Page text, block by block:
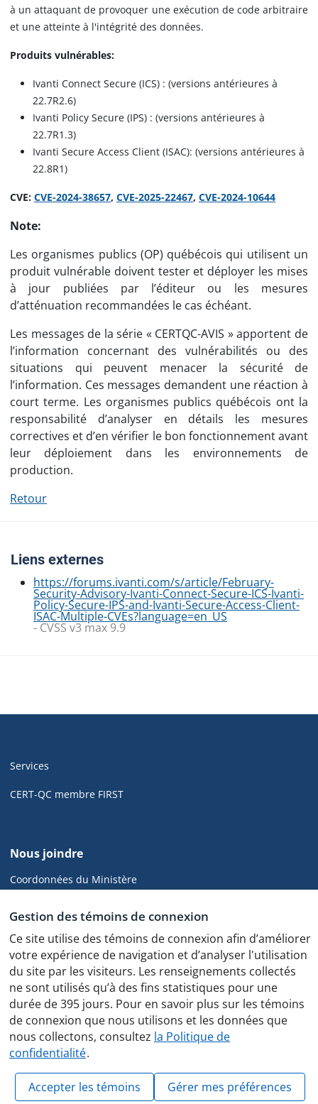
Gestion des témoins de connexion
Ce site utilise des témoins de connexion afin d’améliorer
votre expérience de navigation et d’analyser l'utilisation
du site par les visiteurs. Les renseignements collectés
ne sont utilisés qu’à des fins statistiques pour une
durée de 395 jours. Pour en savoir plus sur les témoins
de connexion que nous utilisons et les données que
nous collectons, consultez la Politique de
confidentialité.
Accepter les témoins Gérer mes préférences
à un attaquant de provoquer une exécution de code arbitraire
et une atteinte à l'intégrité des données.
Produits vulnérables:
Ivanti Connect Secure (ICS) : (versions antérieures à
22.7R2.6)
Ivanti Policy Secure (IPS) : (versions antérieures à
22.7R1.3)
Ivanti Secure Access Client (ISAC): (versions antérieures à
22.8R1)
CVE: CVE-2024-38657, CVE-2025-22467, CVE-2024-10644
Note:
Les organismes publics (OP) québécois qui utilisent un
produit vulnérable doivent tester et déployer les mises
à jour publiées par l’éditeur ou les mesures
d’atténuation recommandées le cas échéant.
Les messages de la série « CERTQC-AVIS » apportent de
l’information concernant des vulnérabilités ou des
situations qui peuvent menacer la sécurité de
l’information. Ces messages demandent une réaction à
court terme. Les organismes publics québécois ont la
responsabilité d’analyser en détails les mesures
correctives et d’en vérifier le bon fonctionnement avant
leur déploiement dans les environnements de
production.
Retour
Liens externes
https://forums.ivanti.com/s/article/February-
Security-Advisory-Ivanti-Connect-Secure-ICS-Ivanti-
Policy-Secure-IPS-and-Ivanti-Secure-Access-Client-
ISAC-Multiple-CVEs?language=en_US
- CVSS v3 max 9.9
de
pied
de
de
cyber.gouv.qc.ca
Services
CERT-QC membre FIRST
Nous joindre
Coordonnées du Ministère
Politique de confidentialité
Protocole des feux de circulation
© Gouvernement du Québec, 2025